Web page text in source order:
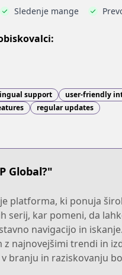
Sledenje mange
support
user-friendly
regular updates
Global?"
platforma, ki ponuja
serij, kar pomeni, da
navigacijo in
najnovejšimi trendi in
v branju in raziskovanju